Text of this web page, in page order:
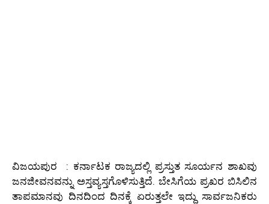
ವಿಜಯಪುರ : ಕರ್ನಾಟಕ ರಾಜ್ಯದಲ್ಲಿ ಪ್ರಸ್ತುತ ಸೂರ್ಯನ ಶಾಖವು
ಜನಜೀವನವನ್ನು ಅಸ್ತವ್ಯಸ್ತಗೊಳಿಸುತ್ತಿದೆ. ಬೇಸಿಗೆಯ ಪ್ರಖರ ಬಿಸಿಲಿನ
ತಾಪಮಾನವು ದಿನದಿಂದ ದಿನಕ್ಕೆ ಏರುತ್ತಲೇ ಇದ್ದು ಸಾರ್ವಜನಿಕರು